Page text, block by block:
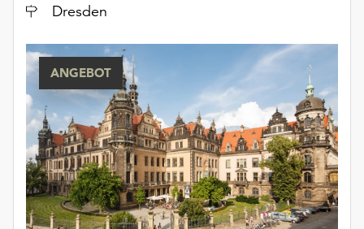
unserer
oder
dem
Impressum
Ort
Dresden
ANGEBOT